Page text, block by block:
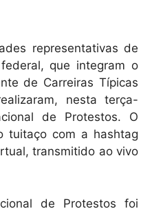
representativas de
que integram o
de Carreiras Típicas
nesta terça-
de Protestos. O
tuitaço com a hashtag
transmitido ao vivo
de Protestos foi